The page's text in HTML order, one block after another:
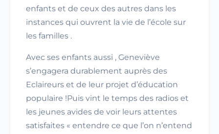
enfants et de ceux des autres dans les
instances qui ouvrent la vie de l’école sur
les familles .
Avec ses enfants aussi , Geneviève
s’engagera durablement auprès des
Eclaireurs et de leur projet d’éducation
populaire !Puis vint le temps des radios et
les jeunes avides de voir leurs attentes
satisfaites « entendre ce que l’on n’entend